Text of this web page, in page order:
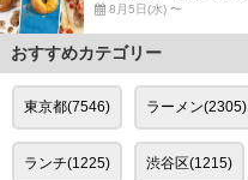
8月5日(水) 〜
おすすめカテゴリー
東京都(7546) ラーメン(2305)
ランチ(1225) 渋谷区(1215)